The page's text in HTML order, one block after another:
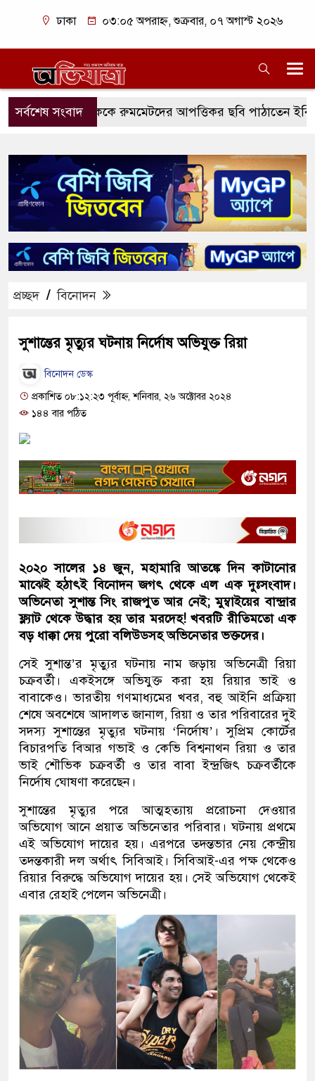
ঢাকা ০৩:০৫ অপরাহ্ন, শুক্রবার, ০৭ অগাস্ট ২০২৬
সর্বশেষ সংবাদ
প্রেমিককে রুমমেটদের আপত্তিকর ছবি পাঠাতেন ইবির ঐশী:
প্রচ্ছদ/বিনোদন
সুশান্তের মৃত্যুর ঘটনায় নির্দোষ অভিযুক্ত রিয়া
বিনোদন ডেস্ক
প্রকাশিত ০৮:১২:২৩ পূর্বাহ্ন, শনিবার, ২৬ অক্টোবর ২০২৪
১৪৪ বার পঠিত
২০২০ সালের ১৪ জুন, মহামারি আতঙ্কে দিন কাটানোর
মাঝেই হঠাৎই বিনোদন জগৎ থেকে এল এক দুঃসংবাদ।
অভিনেতা সুশান্ত সিং রাজপুত আর নেই; মুম্বাইয়ের বান্দ্রার
ফ্ল্যাট থেকে উদ্ধার হয় তার মরদেহ! খবরটি রীতিমতো এক
বড় ধাক্কা দেয় পুরো বলিউডসহ অভিনেতার ভক্তদের।
সেই সুশান্ত’র মৃত্যুর ঘটনায় নাম জড়ায় অভিনেত্রী রিয়া
চক্রবর্তী। একইসঙ্গে অভিযুক্ত করা হয় রিয়ার ভাই ও
বাবাকেও। ভারতীয় গণমাধ্যমের খবর, বহু আইনি প্রক্রিয়া
শেষে অবশেষে আদালত জানাল, রিয়া ও তার পরিবারের দুই
সদস্য সুশান্তের মৃত্যুর ঘটনায় ‘নির্দোষ’। সুপ্রিম কোর্টের
বিচারপতি বিআর গভাই ও কেভি বিশ্বনাথন রিয়া ও তার
ভাই শৌভিক চক্রবর্তী ও তার বাবা ইন্দ্রজিৎ চক্রবর্তীকে
নির্দোষ ঘোষণা করেছেন।
সুশান্তের মৃত্যুর পরে আত্মহত্যায় প্ররোচনা দেওয়ার
অভিযোগ আনে প্রয়াত অভিনেতার পরিবার। ঘটনায় প্রথমে
এই অভিযোগ দায়ের হয়। এরপরে তদন্তভার নেয় কেন্দ্রীয়
তদন্তকারী দল অর্থাৎ সিবিআই। সিবিআই-এর পক্ষ থেকেও
রিয়ার বিরুদ্ধে অভিযোগ দায়ের হয়। সেই অভিযোগ থেকেই
এবার রেহাই পেলেন অভিনেত্রী।